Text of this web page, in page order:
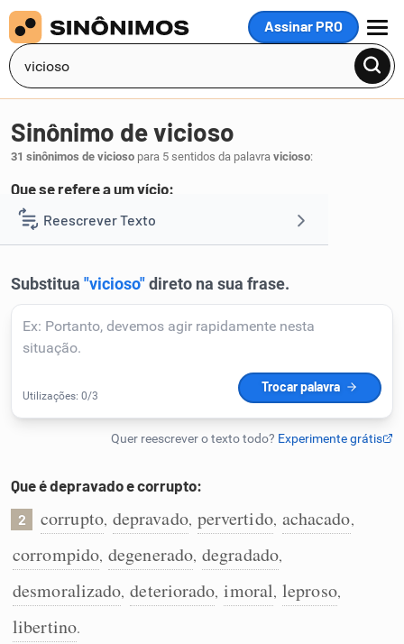
Assinar PRO
MENU
Reescrever Texto
Corrigir Texto
Humanizador de IA
Cata-letras
Conexões
Caça-palavras
Sinônimo de vicioso
31 sinônimos de vicioso para 5 sentidos da palavra vicioso:
Que se refere a um vício:
1 dependente,viciado
Que é depravado e corrupto:
2 corrupto, depravado, pervertido, achacado,
corrompido, degenerado, degradado,
desmoralizado, deteriorado, imoral, leproso,
libertino.